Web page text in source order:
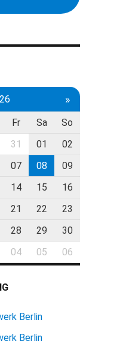
»
Fr Sa
So
31 01
02
07 08
09
14 15
16
21 22
23
28 29
30
04 05 06
Berlin
Berlin